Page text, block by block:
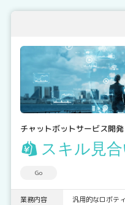
チャットボットサービス開発
スキル見
Go
業務内容
汎用的なロボテ